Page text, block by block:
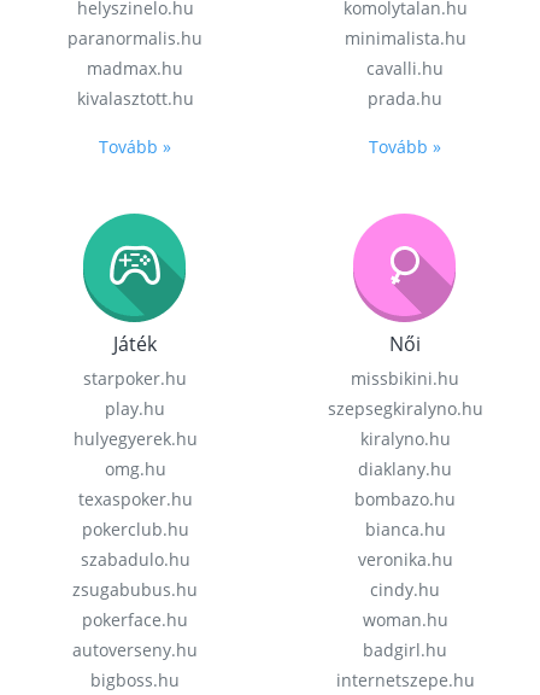
helyszinelo.hu
paranormalis.hu
madmax.hu
kivalasztott.hu
Tovább »
komolytalan.hu
minimalista.hu
cavalli.hu
prada.hu
Tovább »
Játék
starpoker.hu
play.hu
hulyegyerek.hu
omg.hu
texaspoker.hu
pokerclub.hu
szabadulo.hu
zsugabubus.hu
pokerface.hu
autoverseny.hu
bigboss.hu
Női
missbikini.hu
szepsegkiralyno.hu
kiralyno.hu
diaklany.hu
bombazo.hu
bianca.hu
veronika.hu
cindy.hu
woman.hu
badgirl.hu
internetszepe.hu